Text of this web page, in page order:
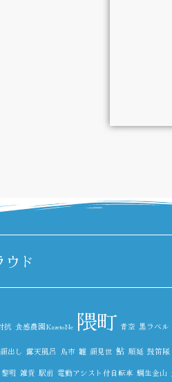
ウド
抗 食感農園KazetoNe 隈町 青空 黒ラベル
顔出し 露天風呂 鳥市 雛 顔見世 鮎 順延 鼓笛隊
黎明 雑貨 駅前 電動アシスト付自転車 鯛生金山